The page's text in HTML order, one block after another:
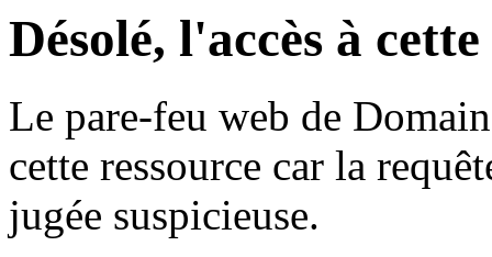
Désolé, l'accès à
Le pare-feu web de
cette ressource car la
jugée suspicieuse.